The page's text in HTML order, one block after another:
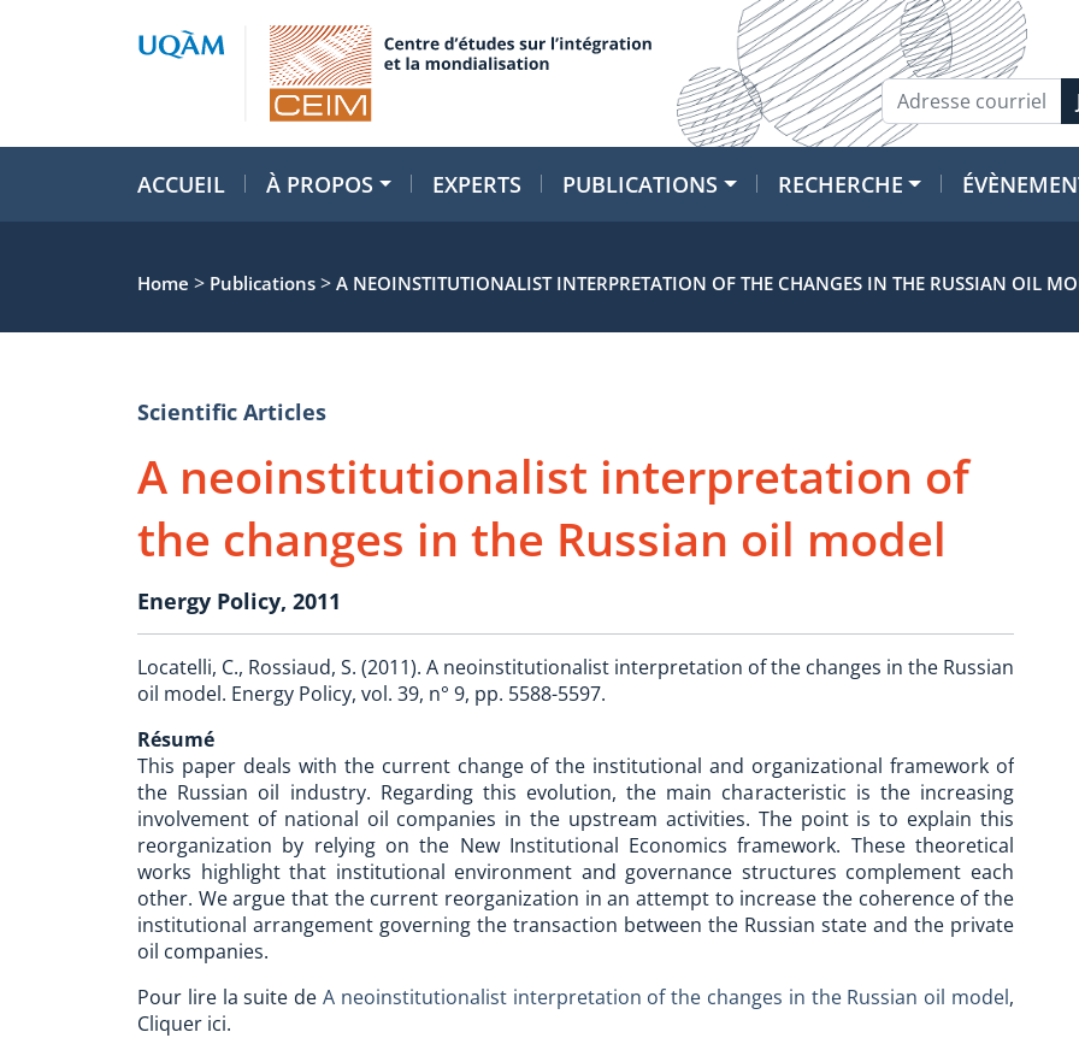
ACCUEIL À PROPOS EXPERTS PUBLICATIONS RECHERCHE
Home > Publications > A NEOINSTITUTIONALIST INTERPRETATION OF THE CHANGES IN THE RUSSIAN OIL
Scientific Articles
A neoinstitutionalist interpretation of
the changes in the Russian oil model
Energy Policy, 2011
Locatelli, C., Rossiaud, S. (2011). A neoinstitutionalist interpretation of the changes in the Russian
oil model. Energy Policy, vol. 39, n° 9, pp. 5588-5597.
Résumé
This paper deals with the current change of the institutional and organizational framework of
the Russian oil industry. Regarding this evolution, the main characteristic is the increasing
involvement of national oil companies in the upstream activities. The point is to explain this
reorganization by relying on the New Institutional Economics framework. These theoretical
works highlight that institutional environment and governance structures complement each
other. We argue that the current reorganization in an attempt to increase the coherence of the
institutional arrangement governing the transaction between the Russian state and the private
oil companies.
Pour lire la suite de A neoinstitutionalist interpretation of the changes in the Russian oil model,
Cliquer ici.